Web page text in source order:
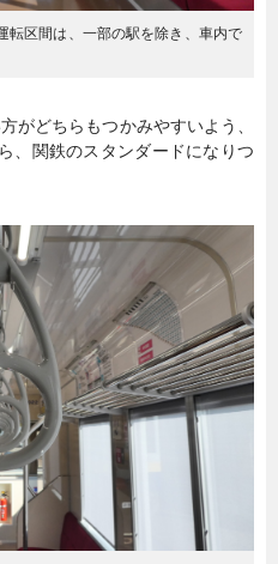
区間は、一部の駅を除き、車内で
がどちらもつかみやすいよう、
、関鉄のスタンダードになりつ